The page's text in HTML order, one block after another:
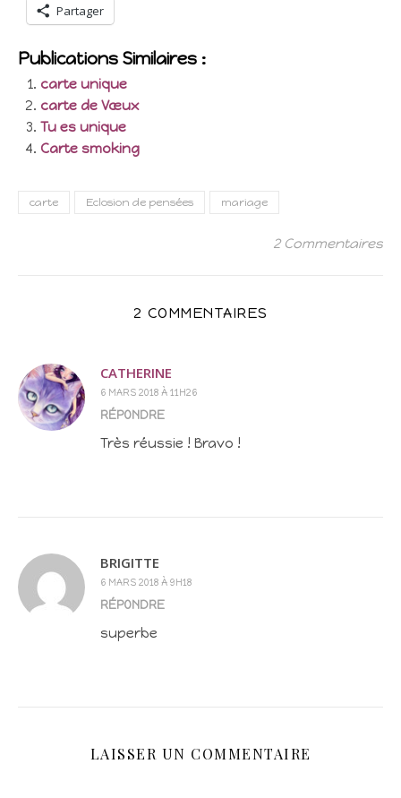
Partager
Publications Similaires :
carte unique
carte de Vœux
Tu es unique
Carte smoking
carte Eclosion de pensées mariage
2 Commentaires
2 COMMENTAIRES
CATHERINE
6 MARS 2018 À 11H26
RÉPONDRE
Très réussie ! Bravo !
BRIGITTE
6 MARS 2018 À 9H18
RÉPONDRE
superbe
LAISSER UN COMMENTAIRE